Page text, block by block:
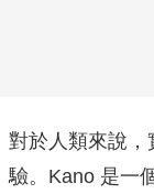
對於人類來說，
驗。Kano 是一